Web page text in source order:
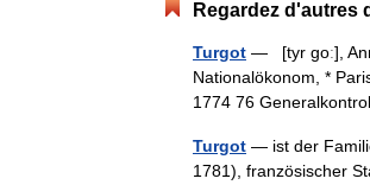
Regardez d'autres
Turgot — [tyr goː],
Nationalökonom, *
1774 76
Turgot — ist der
1781), französischer